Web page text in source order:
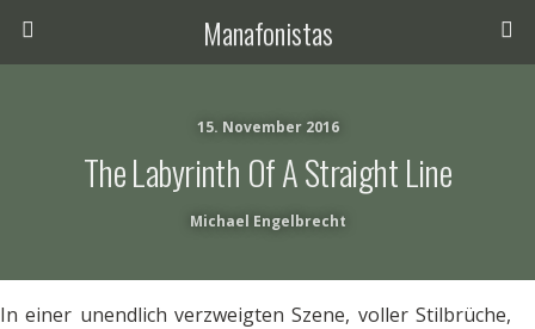
Manafonistas
15. November 2016
The Labyrinth Of A Straight Line
Michael Engelbrecht
In einer unendlich verzweigten Szene, voller Stilbrüche,